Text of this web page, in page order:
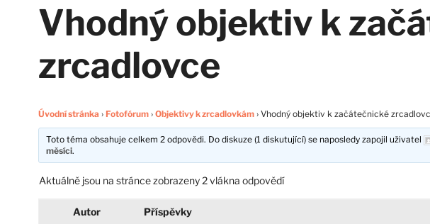
Vhodný objektiv k
zrcadlovce
Úvodní stránka › Fotofórum › Objektivy k zrcadlovkám › Vhodný objektiv k začátečnické
Toto téma obsahuje celkem 2 odpovědi. Do diskuze (1 diskutující) se naposledy zapojil uživatel
měsíci.
Aktuálně jsou na stránce zobrazeny 2 vlákna odpovědí
Autor Příspěvky